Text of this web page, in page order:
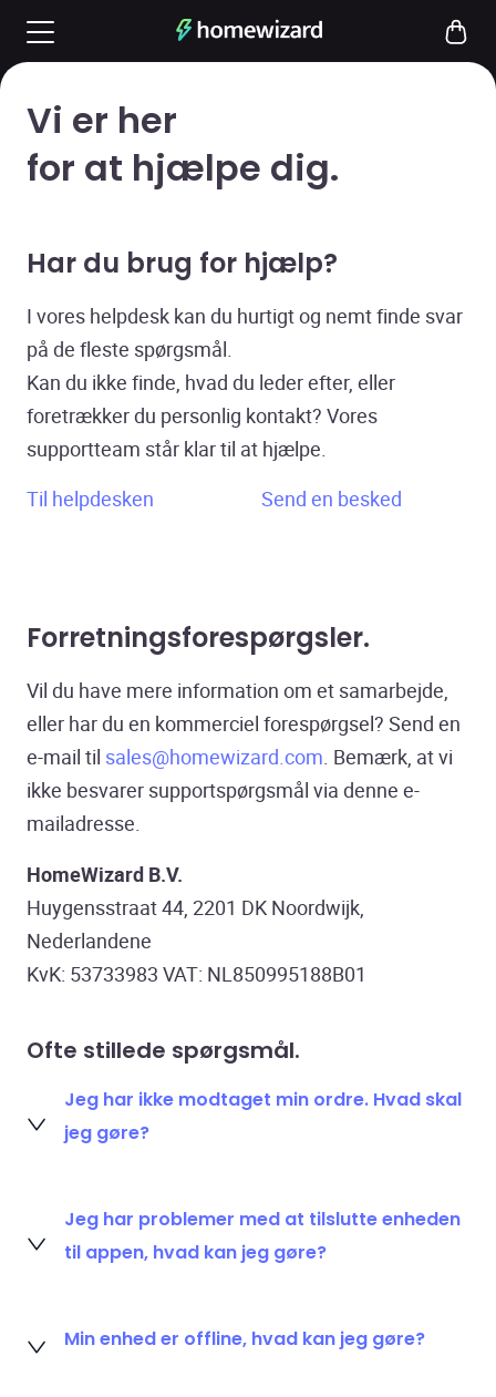
Vi er her
for at hjælpe dig.
Har du brug for hjælp?
I vores helpdesk kan du hurtigt og nemt finde svar
på de fleste spørgsmål.
Kan du ikke finde, hvad du leder efter, eller
foretrækker du personlig kontakt? Vores
supportteam står klar til at hjælpe.
Til helpdesken
Send en besked
Forretningsforespørgsler.
Vil du have mere information om et samarbejde,
eller har du en kommerciel forespørgsel? Send en
e-mail til sales@homewizard.com. Bemærk, at vi
ikke besvarer supportspørgsmål via denne e-
mailadresse.
HomeWizard B.V.
Huygensstraat 44, 2201 DK Noordwijk,
Nederlandene
KvK: 53733983 VAT: NL850995188B01
Ofte stillede spørgsmål.
Jeg har ikke modtaget min ordre. Hvad skal
jeg gøre?
Jeg har problemer med at tilslutte enheden
til appen, hvad kan jeg gøre?
Min enhed er offline, hvad kan jeg gøre?